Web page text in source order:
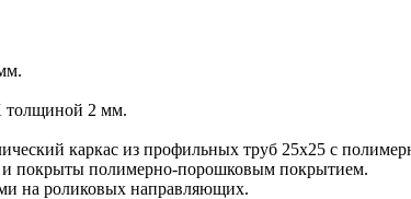
толщиной 2 мм.
каркас из профильных труб 25х25 с
покрыты полимерно-порошковым покрытием.
на роликовых направляющих.